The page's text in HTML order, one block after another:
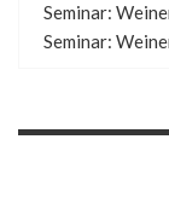
Seminar:
Seminar: